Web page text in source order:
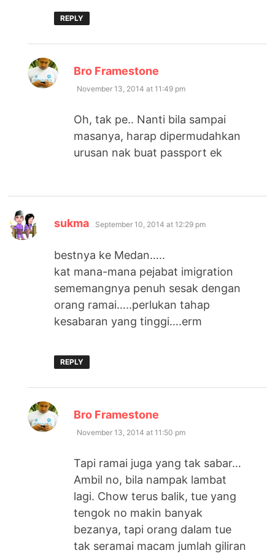
REPLY
Bro Framestone
November 13, 2014 at 11:49 pm
Oh, tak pe.. Nanti bila sampai
masanya, harap dipermudahkan
urusan nak buat passport ek
sukma says:
September 10, 2014 at 12:29 pm
bestnya ke Medan…..
kat mana-mana pejabat imigration
sememangnya penuh sesak dengan
orang ramai…..perlukan tahap
kesabaran yang tinggi….erm
REPLY
Bro Framestone
November 13, 2014 at 11:50 pm
Tapi ramai juga yang tak sabar…
Ambil no, bila nampak lambat
lagi. Chow terus balik, tue yang
tengok no makin banyak
bezanya, tapi orang dalam tue
tak seramai macam jumlah giliran